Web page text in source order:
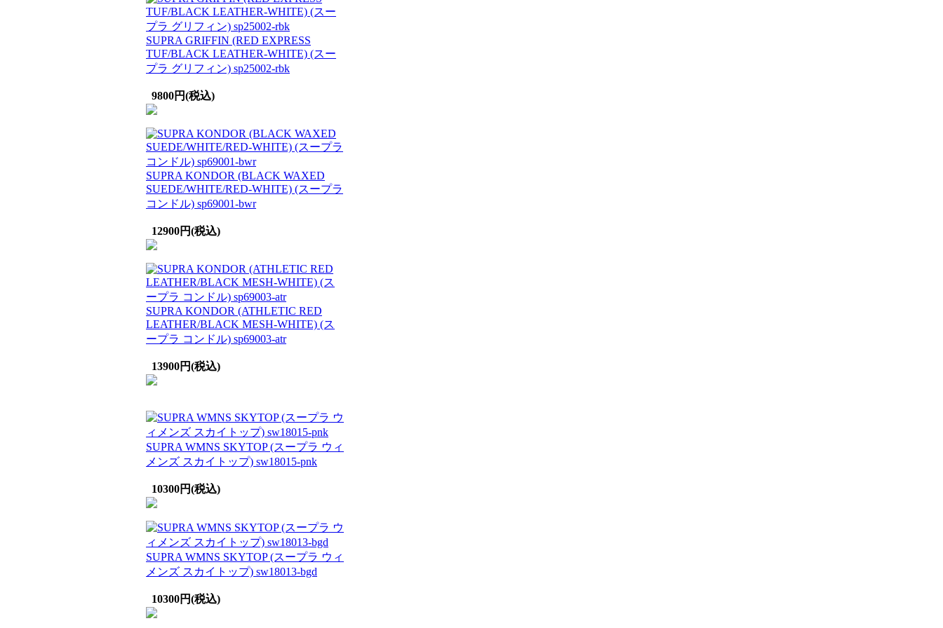
SUPRA GRIFFIN (RED EXPRESS
TUF/BLACK LEATHER-WHITE) (スー
プラ グリフィン) sp25002-rbk
9800円(税込)
SUPRA KONDOR (BLACK WAXED
SUEDE/WHITE/RED-WHITE) (スープラ
コンドル) sp69001-bwr
12900円(税込)
SUPRA KONDOR (ATHLETIC RED
LEATHER/BLACK MESH-WHITE) (ス
ープラ コンドル) sp69003-atr
13900円(税込)
SUPRA WMNS SKYTOP (スープラ ウィ
メンズ スカイトップ) sw18015-pnk
10300円(税込)
SUPRA WMNS SKYTOP (スープラ ウィ
メンズ スカイトップ) sw18013-bgd
10300円(税込)